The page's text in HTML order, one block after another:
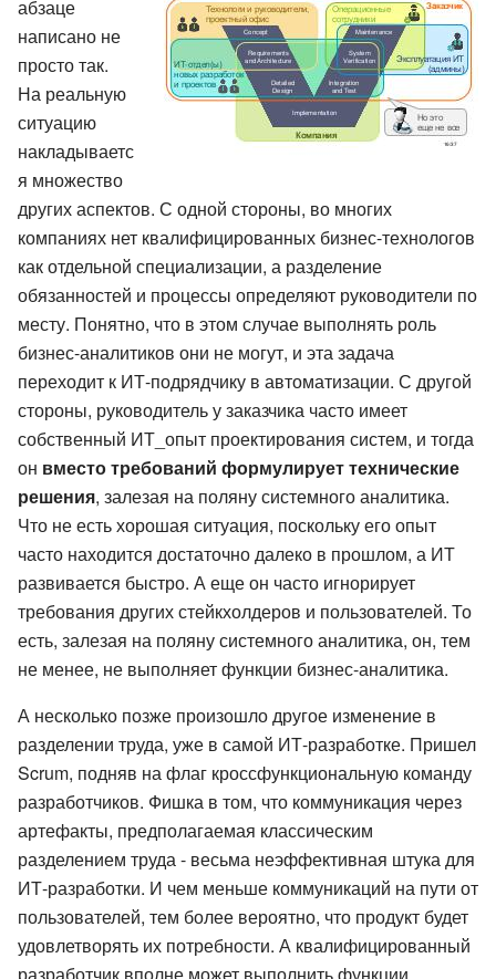
абзаце
написано не
просто так.
На реальную
ситуацию
накладываетс
я множество
других аспектов. С одной стороны, во многих
компаниях нет квалифицированных бизнес-технологов
как отдельной специализации, а разделение
обязанностей и процессы определяют руководители по
месту. Понятно, что в этом случае выполнять роль
бизнес-аналитиков они не могут, и эта задача
переходит к ИТ-подрядчику в автоматизации. С другой
стороны, руководитель у заказчика часто имеет
собственный ИТ_опыт проектирования систем, и тогда
он вместо требований формулирует технические
решения, залезая на поляну системного аналитика.
Что не есть хорошая ситуация, поскольку его опыт
часто находится достаточно далеко в прошлом, а ИТ
развивается быстро. А еще он часто игнорирует
требования других стейкхолдеров и пользователей. То
есть, залезая на поляну системного аналитика, он, тем
не менее, не выполняет функции бизнес-аналитика.
А несколько позже произошло другое изменение в
разделении труда, уже в самой ИТ-разработке. Пришел
Scrum, подняв на флаг кроссфункциональную команду
разработчиков. Фишка в том, что коммуникация через
артефакты, предполагаемая классическим
разделением труда - весьма неэффективная штука для
ИТ-разработки. И чем меньше коммуникаций на пути от
пользователей, тем более вероятно, что продукт будет
удовлетворять их потребности. А квалифицированный
разработчик вполне может выполнить функции